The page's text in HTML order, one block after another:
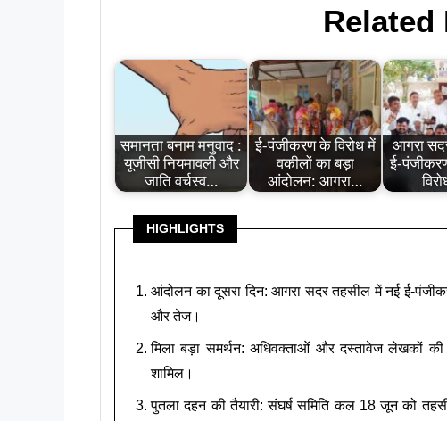
Related
समानता बनाम मनुवाद :
यूजीसी नियमावली और
जाति वर्चस्व…
ई-पंजीकरण के विरोध में
वकीलों का बड़ा
आंदोलन: आगरा…
आगरा
ई-
HIGHLIGHTS
आंदोलन का दूसरा दिन: आगरा सदर तहसील में नई ई-
और तेज।
मिला बड़ा समर्थन: अधिवक्ताओं और दस्तावेज लेखकों
शामिल।
पुतला दहन की तैयारी: संघर्ष समिति कल 18 जून को